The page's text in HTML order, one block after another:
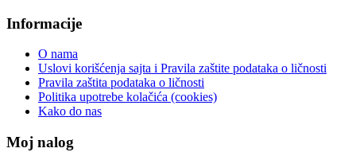
Informacije
O nama
Uslovi korišćenja sajta i Pravila zaštite podataka o ličnosti
Pravila zaštita podataka o ličnosti
Politika upotrebe kolačića (cookies)
Kako do nas
Moj nalog